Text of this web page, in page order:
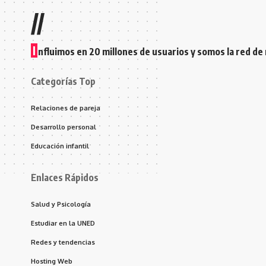
//
I nfluimos en 20 millones de usuarios y somos la red
Categorías Top
Relaciones de pareja
Desarrollo personal
Educación infantil
Enlaces Rápidos
Salud y Psicología
Estudiar en la UNED
Redes y tendencias
Hosting Web